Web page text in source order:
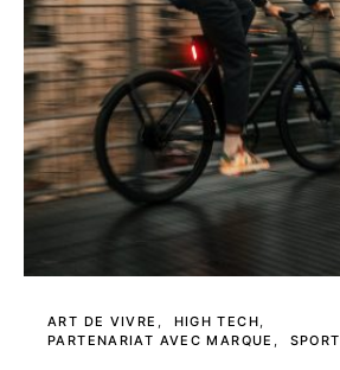
ART DE VIVRE
HIGH TECH
PARTENARIAT AVEC MARQUE
SPORT